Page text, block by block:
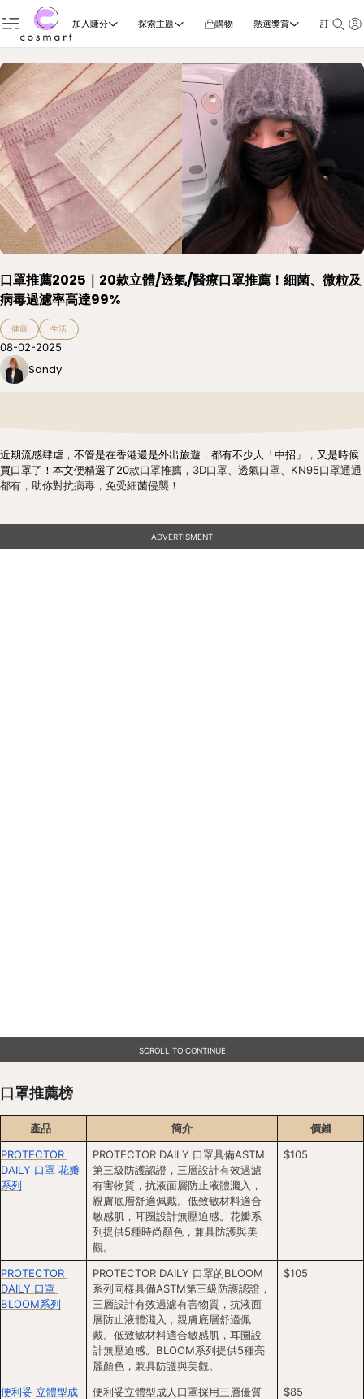
加入賺分 探索主題 購物 熱選獎賞 訂閱雜誌
口罩推薦2025｜20款立體/透氣/醫療口罩推薦！細菌、微粒及
病毒過濾率高達99%
健康 生活
08-02-2025
Sandy
近期流感肆虐，不管是在香港還是外出旅遊，都有不少人「中招」，又是時候
買口罩了！本文便精選了20款口罩推薦，3D口罩、透氣口罩、KN95口罩通通
都有，助你對抗病毒，免受細菌侵襲！
ADVERTISMENT
SCROLL TO CONTINUE
口罩推薦榜
產品 簡介
價錢
PROTECTOR
DAILY 口罩 花瓣
系列
PROTECTOR DAILY 口罩具備ASTM
第三級防護認證，三層設計有效過濾
有害物質，抗液面層防止液體濺入，
親膚底層舒適佩戴。低致敏材料適合
敏感肌，耳圈設計無壓迫感。花瓣系
列提供5種時尚顏色，兼具防護與美
觀。
$105
PROTECTOR
DAILY 口罩
BLOOM系列
PROTECTOR DAILY 口罩的BLOOM
系列同樣具備ASTM第三級防護認證，
三層設計有效過濾有害物質，抗液面
層防止液體濺入，親膚底層舒適佩
戴。低致敏材料適合敏感肌，耳圈設
計無壓迫感。BLOOM系列提供5種亮
麗顏色，兼具防護與美觀。
$105
便利妥 立體型成
便利妥立體型成人口罩採用三層優質
$85